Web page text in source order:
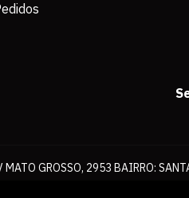
GROSSO, 2953 BAIRRO: